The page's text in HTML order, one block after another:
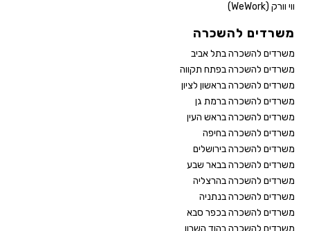
ווי וורק (WeWork)
משרדים להשכרה
משרדים להשכרה בתל אביב
משרדים להשכרה בפתח תקווה
משרדים להשכרה בראשון לציון
משרדים להשכרה ברמת גן
משרדים להשכרה בראש העין
משרדים להשכרה בחיפה
משרדים להשכרה בירושלים
משרדים להשכרה בבאר שבע
משרדים להשכרה בהרצליה
משרדים להשכרה בנתניה
משרדים להשכרה בכפר סבא